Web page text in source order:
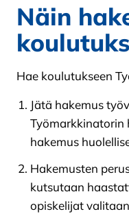
Näin
Hae koulutukseen
Jätä hakemus
Työmarkkinatorin
hakemus
Hakemusten
kutsutaan
opiskelijat